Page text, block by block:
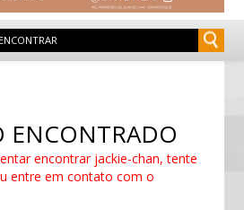
ENCONTRADO
encontrar jackie-chan, tente
entre em contato com o